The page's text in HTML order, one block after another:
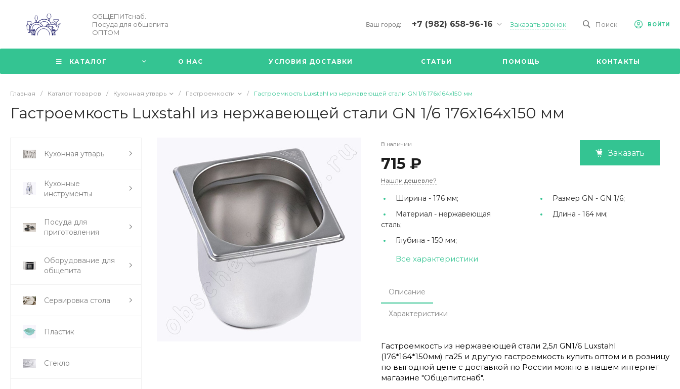
ОБЩЕПИТснаб.
Посуда для общепита
ОПТОМ
Ваш город: +7 (982) 658-96-16
+7 (34376) 5-09-98
г. Богданович,
Кооперативная, д 2/Д.
17.00
89126904490@mail.ru
Заказать звонок Поиск ВОЙТИ
КАТАЛОГ О НАС УСЛОВИЯ ДОСТАВКИ СТАТЬИ ПОМОЩЬ КОНТАКТЫ
Главная / Каталог товаров / Кухонная утварь / Гастроемкости / Гастроемкость Luxstahl из нержавеющей стали GN 1/6 176х164х150 мм
Гастроемкость Luxstahl из нержавеющей стали GN 1/6 176х164х150 мм
Кухонная утварь
Кухонные
инструменты
Посуда для
приготовления
Оборудование для
общепита
Сервировка стола
Пластик
Стекло
В наличии
715 ₽
Заказать
Нашли дешевле?
Ширина - 176 мм; Размер GN - GN 1/6;
Материал - нержавеющая
сталь;
Длина -164 мм;
Глубина - 150 мм;
Все характеристики
Описание
Характеристики
Гастроемкость из нержавеющей стали 2,5л GN1/6 Luxstahl
(176*164*150мм) га25 и другую гастроемкость купить оптом и в розницу
по выгодной цене с доставкой по России можно в нашем интернет
магазине "Общепитснаб".